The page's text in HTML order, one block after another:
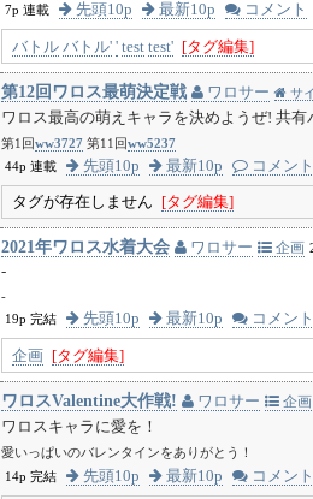
7p 連載
先頭10p 最新10p コメント
バトル バトル' ' test test' [タグ編集]
第12回ワロス最萌決定戦 ワロサー サ
ワロス最高の萌えキャラを決めようぜ! 共有
第1回ww3727 第11回ww5237
44p 連載
先頭10p 最新10p コメント
タグが存在しません [タグ編集]
2021年ワロス水着大会 ワロサー 企画
-
-
19p 完結
先頭10p 最新10p コメント
企画 [タグ編集]
ワロスValentine大作戦! ワロサー
企画
ワロスキャラに愛を！
愛いっぱいのバレンタインをありがとう！
14p 完結
先頭10p 最新10p コメント